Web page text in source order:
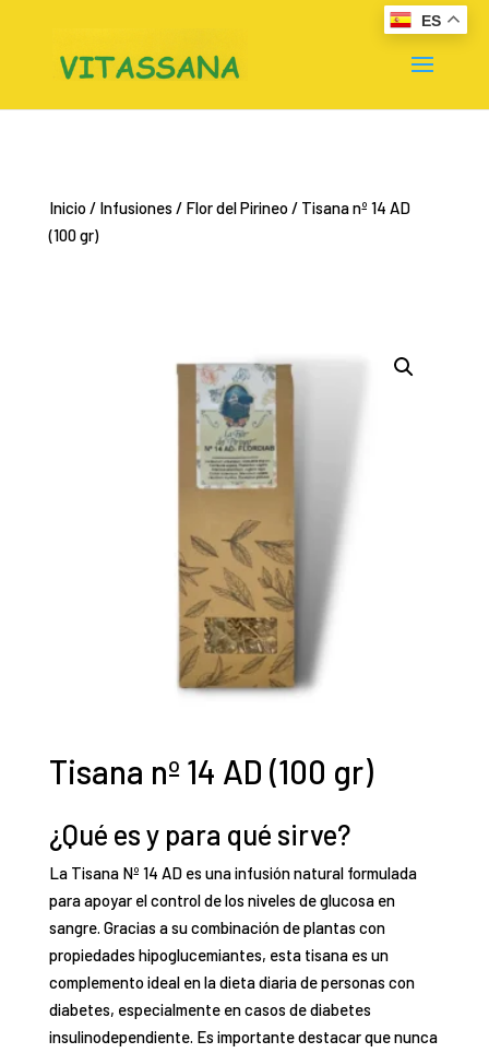
Inicio/ Infusiones / Flor del Pirineo/ Tisana nº 14 AD
(100 gr)
Tisana nº 14 AD (100 gr)
¿Qué es y para qué sirve?
La Tisana Nº 14 AD es una infusión natural formulada
para apoyar el control de los niveles de glucosa en
sangre. Gracias a su combinación de plantas con
propiedades hipoglucemiantes, esta tisana es un
complemento ideal en la dieta diaria de personas con
diabetes, especialmente en casos de diabetes
insulinodependiente. Es importante destacar que nunca
ES